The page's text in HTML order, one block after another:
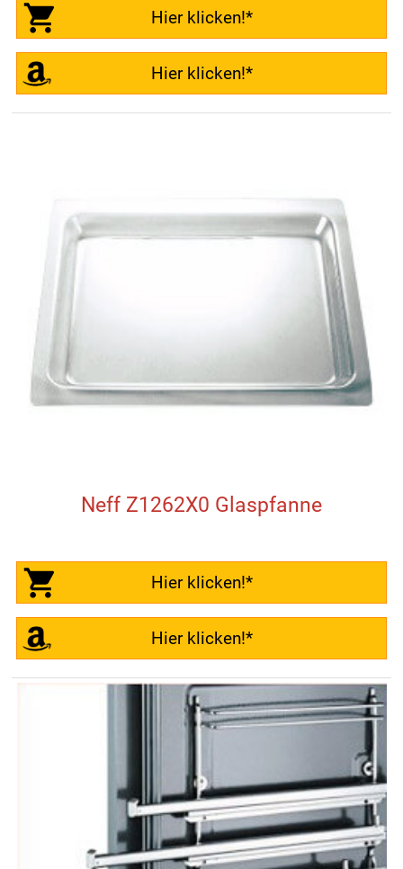
Hier klicken!*
Hier klicken!*
Neff Z1262X0 Glaspfanne
Hier klicken!*
Hier klicken!*